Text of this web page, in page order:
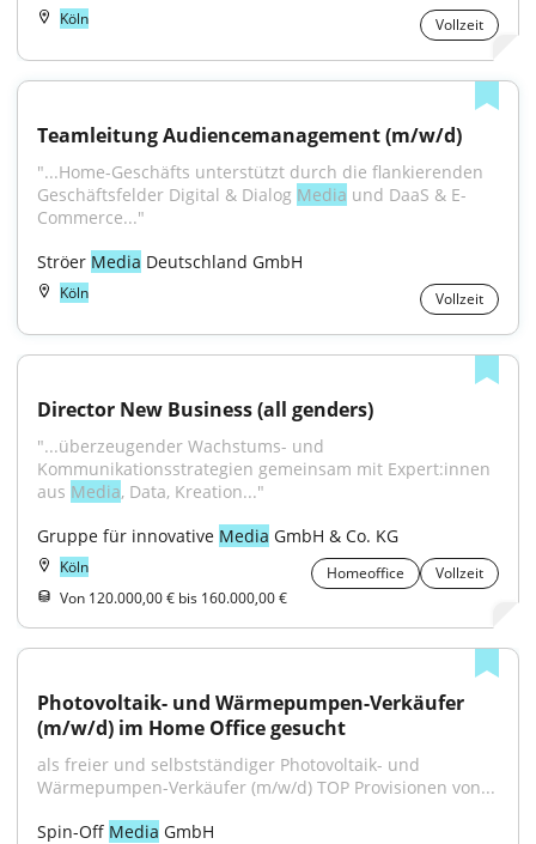
Köln Vollzeit
Teamleitung Audiencemanagement (m/w/d)
"...Home-Geschäfts unterstützt durch die flankierenden
Geschäftsfelder Digital & Dialog Media und DaaS & E-
Commerce..."
Ströer Media Deutschland GmbH
Köln Vollzeit
Director New Business (all genders)
"...überzeugender Wachstums- und
Kommunikationsstrategien gemeinsam mit Expert:innen
aus Media, Data, Kreation..."
Gruppe für innovative Media GmbH & Co. KG
Köln Homeoffice
Vollzeit
Von 120.000,00 € bis 160.000,00 €
Photovoltaik- und Wärmepumpen-Verkäufer
(m/w/d) im Home Office gesucht
als freier und selbstständiger Photovoltaik- und
Wärmepumpen-Verkäufer (m/w/d) TOP Provisionen von...
Spin-Off Media GmbH